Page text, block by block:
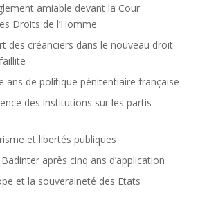
amiable devant la Cour
Droits de l’Homme
des créanciers dans le nouveau droit
ans de politique pénitentiaire française
des institutions sur les partis
et libertés publiques
Badinter après cinq ans d’application
et la souveraineté des Etats